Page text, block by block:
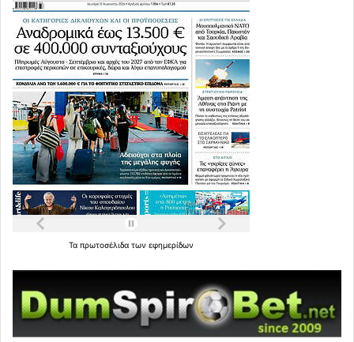
Τα πρωτοσέλιδα των εφημερίδων